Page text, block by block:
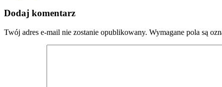
Dodaj komentarz
Twój adres e-mail nie zostanie opublikowany. Wymagane pola są